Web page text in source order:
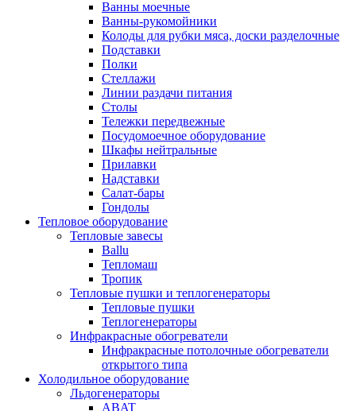
Ванны моечные
Ванны-рукомойники
Колоды для рубки мяса, доски разделочные
Подставки
Полки
Стеллажи
Линии раздачи питания
Столы
Тележки передвежные
Посудомоечное оборудование
Шкафы нейтральные
Прилавки
Надставки
Салат-бары
Гондолы
Тепловое оборудование
Тепловые завесы
Ballu
Тепломаш
Тропик
Тепловые пушки и теплогенераторы
Тепловые пушки
Теплогенераторы
Инфракрасные обогреватели
Инфракрасные потолочные обогреватели
открытого типа
Холодильное оборудование
Льдогенераторы
ABAT